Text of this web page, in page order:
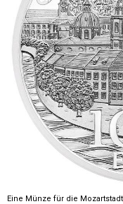
Eine Münze für die